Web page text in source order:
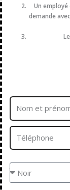
Un
demande
Nom
prénom
Téléphone
Couleur